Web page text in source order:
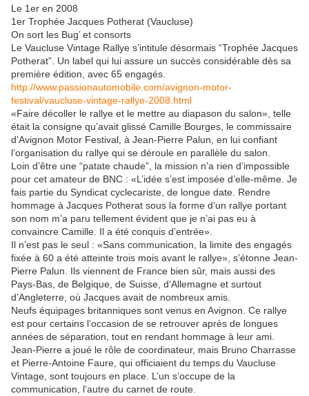
Le 1er en 2008
1er Trophée Jacques Potherat (Vaucluse)
On sort les Bug’ et consorts
Le Vaucluse Vintage Rallye s’intitule désormais “Trophée Jacques
Potherat”. Un label qui lui assure un succès considérable dès sa
première édition, avec 65 engagés.
http://www.passionautomobile.com/avignon-motor-
festival/vaucluse-vintage-rallye-2008.html
«Faire décoller le rallye et le mettre au diapason du salon», telle
était la consigne qu’avait glissé Camille Bourges, le commissaire
d’Avignon Motor Festival, à Jean-Pierre Palun, en lui confiant
l’organisation du rallye qui se déroule en parallèle du salon.
Loin d’être une “patate chaude”, la mission n’a rien d’impossible
pour cet amateur de BNC : «L’idée s’est imposée d’elle-même. Je
fais partie du Syndicat cyclecariste, de longue date. Rendre
hommage à Jacques Potherat sous la forme d’un rallye portant
son nom m’a paru tellement évident que je n’ai pas eu à
convaincre Camille. Il a été conquis d’entrée».
Il n’est pas le seul : «Sans communication, la limite des engagés
fixée à 60 a été atteinte trois mois avant le rallye», s’étonne Jean-
Pierre Palun. Ils viennent de France bien sûr, mais aussi des
Pays-Bas, de Belgique, de Suisse, d’Allemagne et surtout
d’Angleterre, où Jacques avait de nombreux amis.
Neufs équipages britanniques sont venus en Avignon. Ce rallye
est pour certains l’occasion de se retrouver après de longues
années de séparation, tout en rendant hommage à leur ami.
Jean-Pierre a joué le rôle de coordinateur, mais Bruno Charrasse
et Pierre-Antoine Faure, qui officiaient du temps du Vaucluse
Vintage, sont toujours en place. L’un s’occupe de la
communication, l’autre du carnet de route.